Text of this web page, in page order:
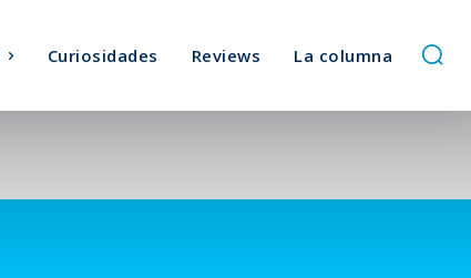
Curiosidades Reviews La columna